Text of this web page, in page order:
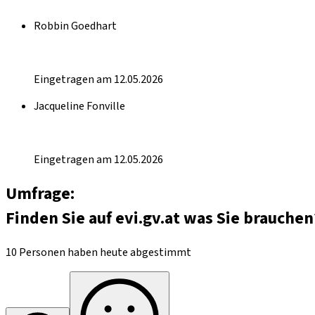
Robbin Goedhart
Eingetragen am 12.05.2026
Jacqueline Fonville
Eingetragen am 12.05.2026
Umfrage:
Finden Sie auf evi.gv.at was Sie
10 Personen haben heute abgestimmt